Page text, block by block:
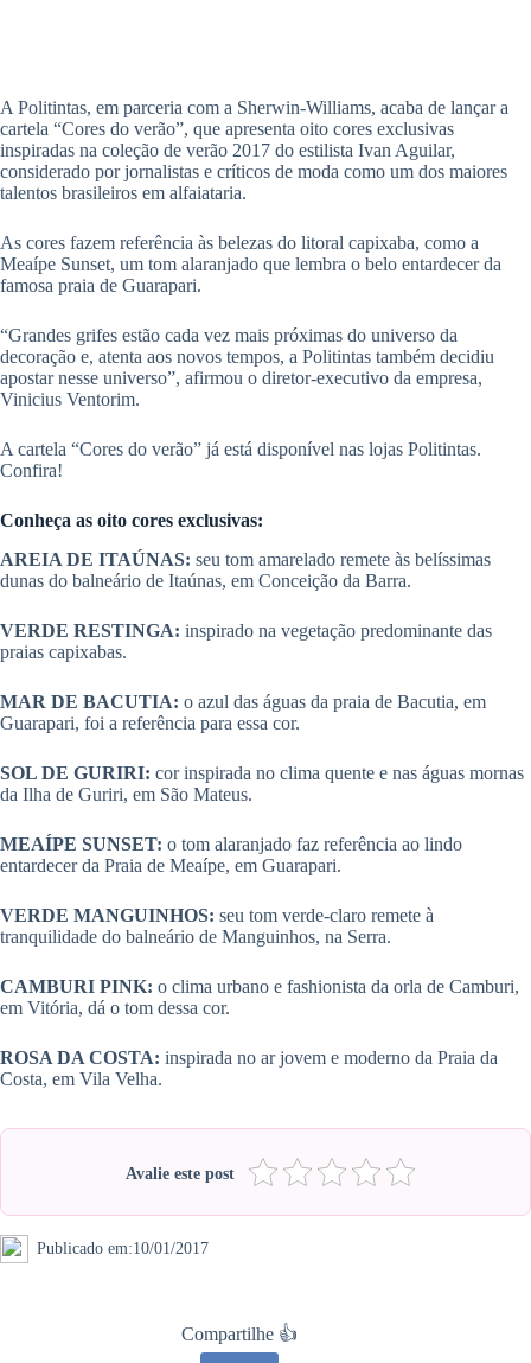
A Politintas, em parceria com a Sherwin-Williams, acaba de lançar a
cartela “Cores do verão”, que apresenta oito cores exclusivas
inspiradas na coleção de verão 2017 do estilista Ivan Aguilar,
considerado por jornalistas e críticos de moda como um dos maiores
talentos brasileiros em alfaiataria.
As cores fazem referência às belezas do litoral capixaba, como a
Meaípe Sunset, um tom alaranjado que lembra o belo entardecer da
famosa praia de Guarapari.
“Grandes grifes estão cada vez mais próximas do universo da
decoração e, atenta aos novos tempos, a Politintas também decidiu
apostar nesse universo”, afirmou o diretor-executivo da empresa,
Vinicius Ventorim.
A cartela “Cores do verão” já está disponível nas lojas Politintas.
Confira!
Conheça as oito cores exclusivas:
AREIA DE ITAÚNAS: seu tom amarelado remete às belíssimas
dunas do balneário de Itaúnas, em Conceição da Barra.
VERDE RESTINGA: inspirado na vegetação predominante das
praias capixabas.
MAR DE BACUTIA: o azul das águas da praia de Bacutia, em
Guarapari, foi a referência para essa cor.
SOL DE GURIRI: cor inspirada no clima quente e nas águas mornas
da Ilha de Guriri, em São Mateus.
MEAÍPE SUNSET: o tom alaranjado faz referência ao lindo
entardecer da Praia de Meaípe, em Guarapari.
VERDE MANGUINHOS: seu tom verde-claro remete à
tranquilidade do balneário de Manguinhos, na Serra.
CAMBURI PINK: o clima urbano e fashionista da orla de Camburi,
em Vitória, dá o tom dessa cor.
ROSA DA COSTA: inspirada no ar jovem e moderno da Praia da
Costa, em Vila Velha.
Avalie este post
Publicado em:10/01/2017
Compartilhe 👍